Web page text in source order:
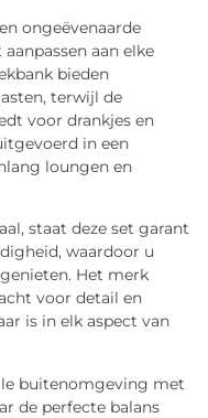
ongeëvenaarde
aan elke
bieden
terwijl de
voor drankjes en
in een
loungen en
staat deze set garant
waardoor u
Het merk
voor detail en
is in elk aspect van
buitenomgeving met
de perfecte balans